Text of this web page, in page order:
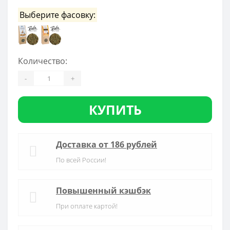
Выберите фасовку:
Количество:
- +
КУПИТЬ
Доставка от 186 рублей
По всей России!
Повышенный кэшбэк
При оплате картой!